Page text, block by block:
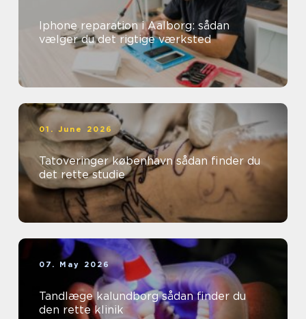
Iphone reparation i Aalborg: sådan
vælger du det rigtige værksted
01. June 2026
Tatoveringer københavn sådan finder du
det rette studie
07. May 2026
Tandlæge kalundborg sådan finder du
den rette klinik